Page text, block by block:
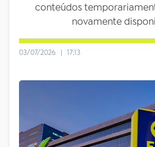
conteúdos
novamente
03/07/2026 | 17:13